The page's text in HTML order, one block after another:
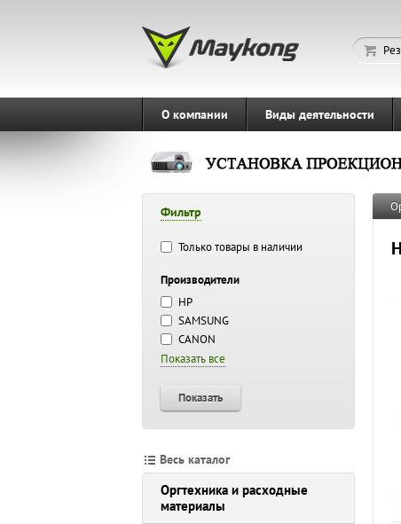
О компании Виды деятельности
Фильтр
Только товары в наличии
Производители
HP
SAMSUNG
CANON
Показать все
Показать
Весь каталог
Оргтехника и расходные
материалы